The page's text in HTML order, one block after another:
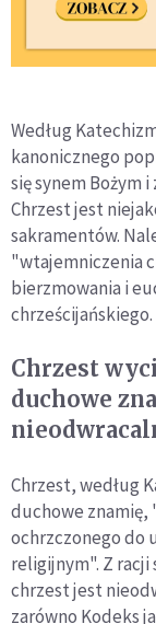
Według
kanonicznego
się synem Bożym
Chrzest jest
sakramentów.
"wtajemniczenia
bierzmowania i
chrześcijańskiego.
Chrzest
duchowe
Chrzest, według
duchowe
ochrzczonego do
religijnym". Z
chrzest jest
zarówno Kodeks